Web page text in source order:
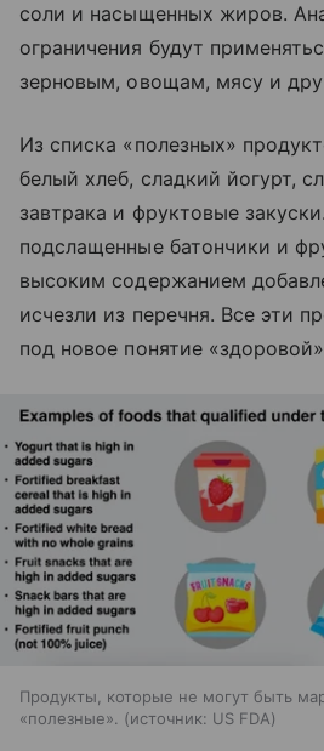
соли и насыщенных жиров.
ограничения будут
зерновым, овощам, мясу и
Из списка «полезных»
белый хлеб, сладкий йогурт,
завтрака и фруктовые
подслащенные батончики и
высоким содержанием
исчезли из перечня. Все эти
под новое понятие
Продукты, которые не могут быть
«полезные».
источник: US FDA